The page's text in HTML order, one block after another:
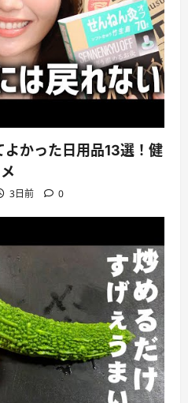
よかった日用品13選！健
3日前 0